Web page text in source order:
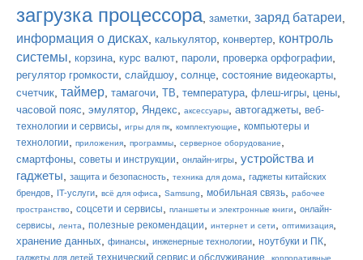
загрузка процессора, заметки заряд батареи
информация о дисках калькулятор конвертер контроль
системы корзина курс валют пароли проверка орфографии
регулятор громкости слайдшоу солнце состояние видеокарты
счетчик таймер тамагочи ТВ температура флеш-игры цены
часовой пояс эмулятор Яндекс аксессуары автогаджеты веб-
технологии и сервисы
игры для пк комплектующие
компьютеры и
технологии
приложения программы серверное оборудование
смартфоны советы и инструкции онлайн-игры
устройства и
гаджеты
защита и безопасность техника для дома
гаджеты китайских
брендов
IT-услуги всё для офиса Samsung мобильная связь
рабочее
пространство
соцсети и сервисы планшеты и электронные книги
онлайн-
сервисы
лента полезные рекомендации интернет и сети оптимизация
хранение данных финансы инженерные технологии ноутбуки и ПК
гаджеты для детей технический сервис и обслуживание
корпоративные